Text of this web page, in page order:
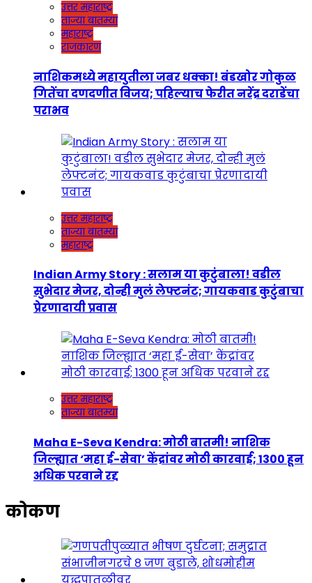
उत्तर महाराष्ट्र
ताज्या बातम्या
महाराष्ट्र
राजकारण
नाशिकमध्ये महायुतीला जबर धक्का! बंडखोर गोकुळ
गितेंचा दणदणीत विजय; पहिल्याच फेरीत नरेंद्र दराडेंचा
पराभव
उत्तर महाराष्ट्र
ताज्या बातम्या
महाराष्ट्र
Indian Army Story : सलाम या कुटुंबाला! वडील
सुभेदार मेजर, दोन्ही मुलं लेफ्टनंट; गायकवाड कुटुंबाचा
प्रेरणादायी प्रवास
उत्तर महाराष्ट्र
ताज्या बातम्या
Maha E-Seva Kendra: मोठी बातमी! नाशिक
जिल्ह्यात ‘महा ई-सेवा’ केंद्रांवर मोठी कारवाई; 1300 हून
अधिक परवाने रद्द
कोकण